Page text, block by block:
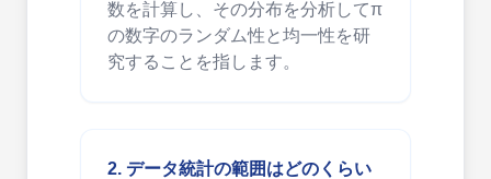
数を計算し、その分布を分析してπ
の数字のランダム性と均一性を研
究することを指します。
2. データ統計の範囲はどのくらい